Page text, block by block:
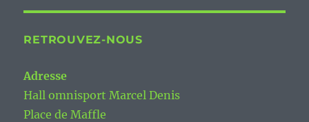
RETROUVEZ-NOUS
Adresse
Hall omnisport Marcel Denis
Place de Maffle